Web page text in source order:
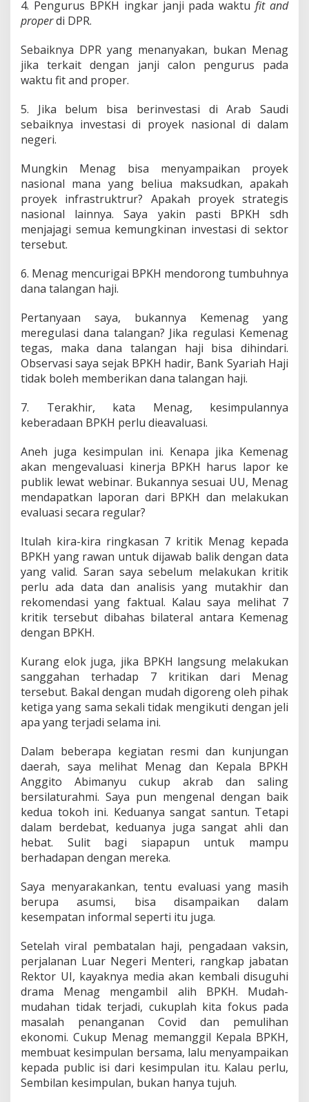
4. Pengurus BPKH ingkar janji pada waktufit and
properdi DPR.
Sebaiknya DPR yang menanyakan, bukan Menag
jika terkait dengan janji calon pengurus pada
waktu fit and proper.
5. Jika belum bisa berinvestasi di Arab Saudi
sebaiknya investasi di proyek nasional di dalam
negeri.
Mungkin Menag bisa menyampaikan proyek
nasional mana yang beliua maksudkan, apakah
proyek infrastruktrur? Apakah proyek strategis
nasional lainnya. Saya yakin pasti BPKH sdh
menjajagi semua kemungkinan investasi di sektor
tersebut.
6. Menag mencurigai BPKH mendorong tumbuhnya
dana talangan haji.
Pertanyaan saya, bukannya Kemenag yang
meregulasi dana talangan? Jika regulasi Kemenag
tegas, maka dana talangan haji bisa dihindari.
Observasi saya sejak BPKH hadir, Bank Syariah Haji
tidak boleh memberikan dana talangan haji.
7. Terakhir, kata Menag, kesimpulannya
keberadaan BPKH perlu dieavaluasi.
Aneh juga kesimpulan ini. Kenapa jika Kemenag
akan mengevaluasi kinerja BPKH harus lapor ke
publik lewat webinar. Bukannya sesuai UU, Menag
mendapatkan laporan dari BPKH dan melakukan
evaluasi secara regular?
Itulah kira-kira ringkasan 7 kritik Menag kepada
BPKH yang rawan untuk dijawab balik dengan data
yang valid. Saran saya sebelum melakukan kritik
perlu ada data dan analisis yang mutakhir dan
rekomendasi yang faktual. Kalau saya melihat 7
kritik tersebut dibahas bilateral antara Kemenag
dengan BPKH.
Kurang elok juga, jika BPKH langsung melakukan
sanggahan terhadap 7 kritikan dari Menag
tersebut. Bakal dengan mudah digoreng oleh pihak
ketiga yang sama sekali tidak mengikuti dengan jeli
apa yang terjadi selama ini.
Dalam beberapa kegiatan resmi dan kunjungan
daerah, saya melihat Menag dan Kepala BPKH
Anggito Abimanyu cukup akrab dan saling
bersilaturahmi. Saya pun mengenal dengan baik
kedua tokoh ini. Keduanya sangat santun. Tetapi
dalam berdebat, keduanya juga sangat ahli dan
hebat. Sulit bagi siapapun untuk mampu
berhadapan dengan mereka.
Saya menyarakankan, tentu evaluasi yang masih
berupa asumsi, bisa disampaikan dalam
kesempatan informal seperti itu juga.
Setelah viral pembatalan haji, pengadaan vaksin,
perjalanan Luar Negeri Menteri, rangkap jabatan
Rektor UI, kayaknya media akan kembali disuguhi
drama Menag mengambil alih BPKH. Mudah-
mudahan tidak terjadi, cukuplah kita fokus pada
masalah penanganan Covid dan pemulihan
ekonomi. Cukup Menag memanggil Kepala BPKH,
membuat kesimpulan bersama, lalu menyampaikan
kepada public isi dari kesimpulan itu. Kalau perlu,
Sembilan kesimpulan, bukan hanya tujuh.